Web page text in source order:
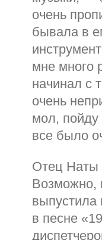
очень
бывала в
мне много
начинал с
очень
мол, пойду
все было
Отец Наты
Возможно,
выпустила
в песне